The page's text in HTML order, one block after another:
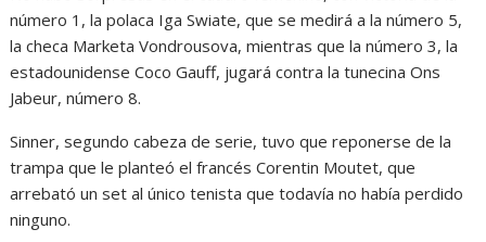
número 1, la polaca Iga Swiate, que se medirá a la número 5,
la checa Marketa Vondrousova, mientras que la número 3, la
estadounidense Coco Gauff, jugará contra la tunecina Ons
Jabeur, número 8.
Sinner, segundo cabeza de serie, tuvo que reponerse de la
trampa que le planteó el francés Corentin Moutet, que
arrebató un set al único tenista que todavía no había perdido
ninguno.